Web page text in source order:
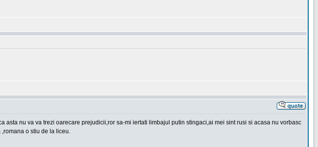
asta nu va va trezi oarecare prejudicii,ror sa-mi iertati limbajul putin stingaci,ai mei sint rusi si acasa nu vorbasc
o stiu de la liceu.